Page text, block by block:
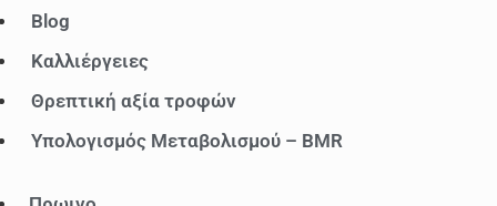
ΜενούBlog
Καλλιέργειες
Θρεπτική αξία τροφών
Υπολογισμός Μεταβολισμού – BMR